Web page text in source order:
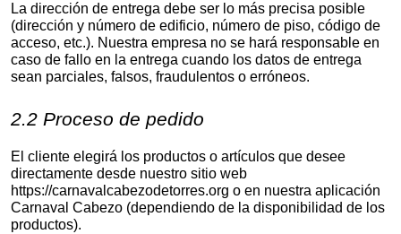
La dirección de entrega debe ser lo más precisa posible
(dirección y número de edificio, número de piso, código de
acceso, etc.). Nuestra empresa no se hará responsable en
caso de fallo en la entrega cuando los datos de entrega
sean parciales, falsos, fraudulentos o erróneos.
2.2 Proceso de pedido
El cliente elegirá los productos o artículos que desee
directamente desde nuestro sitio web
https://carnavalcabezodetorres.org o en nuestra aplicación
Carnaval Cabezo (dependiendo de la disponibilidad de los
productos).